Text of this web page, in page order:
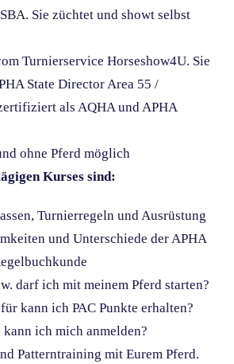
Sie züchtet und showt selbst
Turnierservice Horseshow4U. Sie
State Director Area 55 /
als AQHA und APHA
ohne Pferd möglich
Kurses sind:
Turnierregeln und Ausrüstung
und Unterschiede der APHA
darf ich mit meinem Pferd starten?
kann ich PAC Punkte erhalten?
ich mich anmelden?
Patterntraining mit Eurem Pferd.